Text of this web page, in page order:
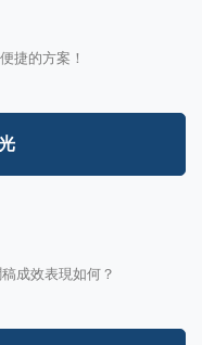
捷的方案！
成效表現如何？